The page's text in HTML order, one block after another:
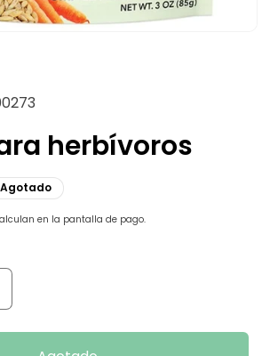
herbívoros
Agotado
en la pantalla de pago.